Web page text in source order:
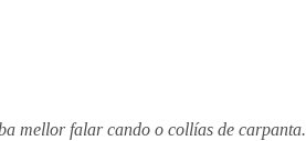
Nos exemplos
mellor falar cando o collías de carpanta.